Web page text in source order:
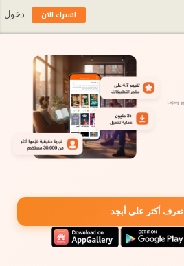
تعرف أكثر على أبجد
اشترك الآن دخول